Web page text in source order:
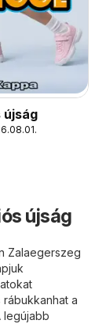
újság
újság
Zalaegerszeg
a
legújabb